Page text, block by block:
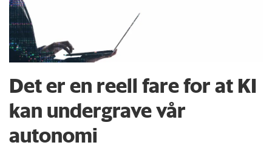
Det er en reell fare for at KI
kan undergrave vår
autonomi